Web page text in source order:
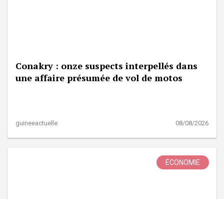
Conakry : onze suspects interpellés dans
une affaire présumée de vol de motos
guineeactuelle 08/08/2026
ÉCONOMIE